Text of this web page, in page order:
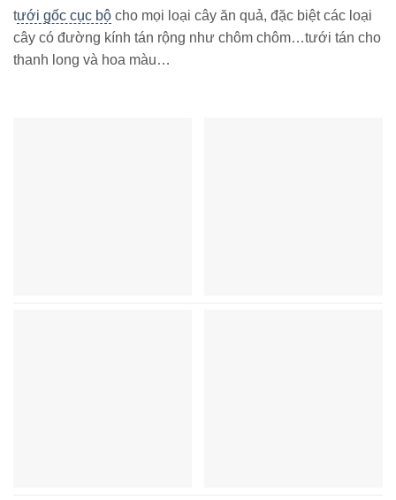
tưới gốc cục bộ cho mọi loại cây ăn quả, đặc biệt các loại
cây có đường kính tán rộng như chôm chôm…tưới tán cho
thanh long và hoa màu…